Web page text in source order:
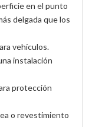
en el punto
delgada que los
vehículos.
instalación
protección
o revestimiento